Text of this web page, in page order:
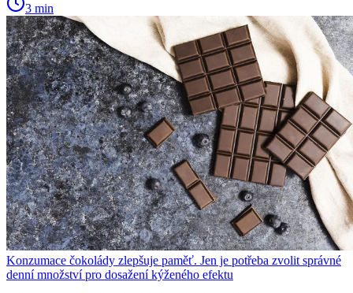
3 min
Konzumace čokolády zlepšuje paměť. Jen je potřeba zvolit správné
denní množství pro dosažení kýženého efektu